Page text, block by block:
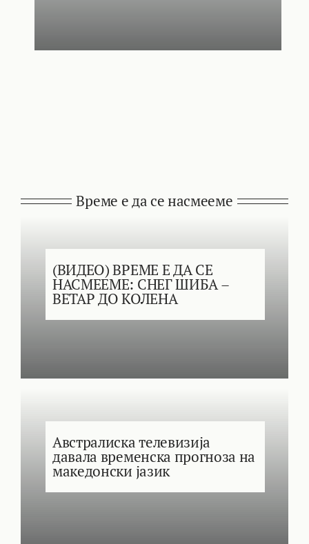
Време е да се насмееме
(ВИДЕО) ВРЕМЕ Е ДА СЕ
НАСМЕЕМЕ: СНЕГ ШИБА –
ВЕТАР ДО КОЛЕНА
Австралиска телевизија
давала временска прогноза на
македонски јазик